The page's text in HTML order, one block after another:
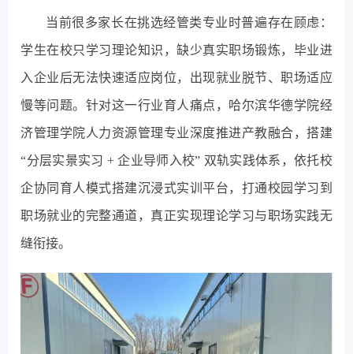
当前很多家长在挑选经管类专业时普遍存在顾虑：
学生在校只学习理论知识，缺少真实职场锻炼，毕业进
入企业后无法快速适应岗位，出现就业脱节、职场适应
慢等问题。针对这一行业育人痛点，哈尔滨华德学院经
济管理学院人力资源管理专业深度推进产教融合，搭建
“分层实景实习 + 企业导师入校” 双轨实践体系，依托校
企协同育人模式搭建沉浸式实训平台，打通校园学习到
职场就业的完整通道，真正实现理论学习与职场实践无
缝衔接。